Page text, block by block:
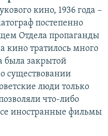
кино, 1936 года –
постепенно
Отдела пропаганды
кино тратилось много
была закрытой
существовании
люди только
что-либо
иностранные фильмы